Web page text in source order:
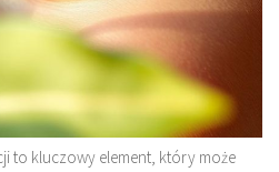
to kluczowy element, który może